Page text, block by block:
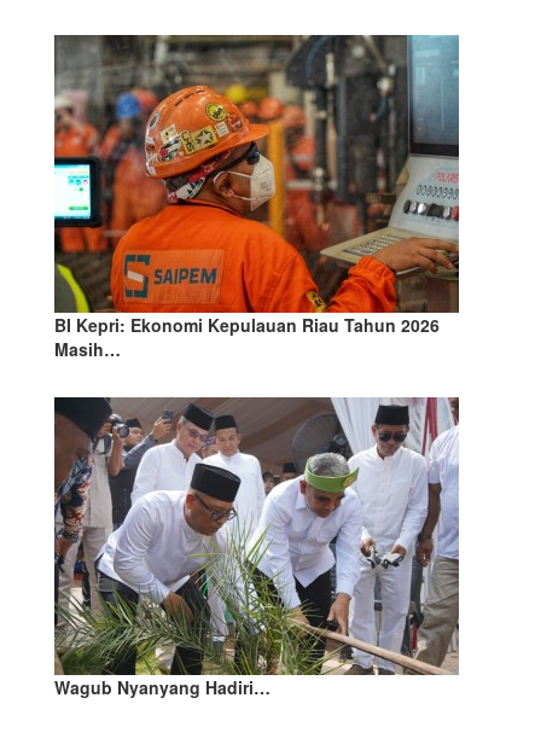
BI Kepri: Ekonomi Kepulauan Riau Tahun 2026
Masih…
Wagub Nyanyang Hadiri…